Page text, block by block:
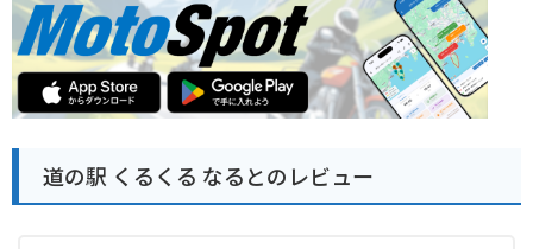
道の駅 くるくる なるとのレビュー